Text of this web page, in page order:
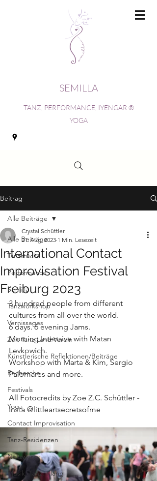
SEMILLA
TANZ, PERFORMANCE, IYENGAR ®
YOGA
Beitrag
Alle Beiträge
Tanzstücke
Performance
Semilla
Tanzworkshop
Vernissages
Zeit Tanz Land Verein
Künstlerische Reflektionen/Beiträge
Recherche
Festivals
Yoga
Contact Improvisation
Tanz-Residenzen
Netzwerke
Musik, Tanz, Klang
Alle Beiträge
International Contact
Improvisation Festival
Freiburg 2023
Crystal Schüttler
21. Aug. 2023 1 Min. Lesezeit
3 hundred people from different
cultures from all over the world.
6 days. 6 evening Jams.
Morning Intensive with Matan
Levkowich.
Workshop with Marta & Kim, Sergio
Palomares and more.
All Fotocredits by Zoe Z.C. Schüttler -
Insta @littleartsecretsofme